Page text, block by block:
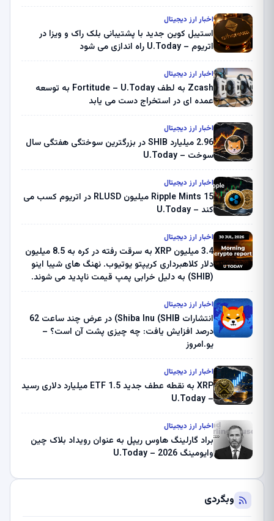
اخبار ارز دیجیتال
استیبل کوین جدید با پشتیبانی بلک راک و ویزا در
اتریوم – U.Today راه اندازی می شود
اخبار ارز دیجیتال
Zcash به لطف Fortitude – U.Today به توسعه
عمده ای در استخراج دست می یابد
اخبار ارز دیجیتال
2.96 میلیارد SHIB در بزرگترین سوختگی هفتگی سال
سوخت – U.Today
اخبار ارز دیجیتال
Ripple Mints 15 میلیون RLUSD در اتریوم کسب می
کند – U.Today
اخبار ارز دیجیتال
3.4 میلیون XRP به سرقت رفته در کره به 8.5 میلیون
دلار کلاهبرداری کریپتو یوتیوب. نهنگ های شیبا اینو
(SHIB) به دلیل خرابی پمپ قیمت ناپدید می شوند.
ثبت کرد – گزارش کریپتو صبح – U.Today
اخبار ارز دیجیتال
انتشارات Shiba Inu (SHIB) در عرض چند ساعت 62
درصد افزایش یافت: چه چیزی پشت آن است؟ –
یو.امروز
اخبار ارز دیجیتال
XRP به نقطه عطف جدید ETF 1.5 میلیارد دلاری رسید
– U.Today
اخبار ارز دیجیتال
براد گارلینگ هاوس ریپل به عنوان رویداد بلاک چین
وایومینگ 2026 – U.Today
وبگردی